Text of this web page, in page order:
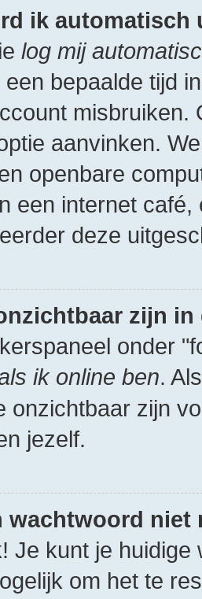
ik automatisch
log mij
bepaalde tijd
misbruiken.
aanvinken.
openbare
een internet
deze
zijn
onder
ik online ben.
onzichtbaar zijn
jezelf.
wachtwoord niet
Je kunt je
om het te